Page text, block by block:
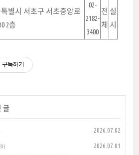
별시 서초구 서초중앙로
2층
02-
2182-
3400
전
체
실
시
구독하기
글
2026.07.02
2026.07.01